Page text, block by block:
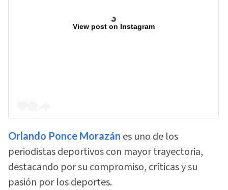
View post on Instagram
Orlando Ponce Morazán es uno de los
periodistas deportivos con mayor trayectoria,
destacando por su compromiso, críticas y su
pasión por los deportes.